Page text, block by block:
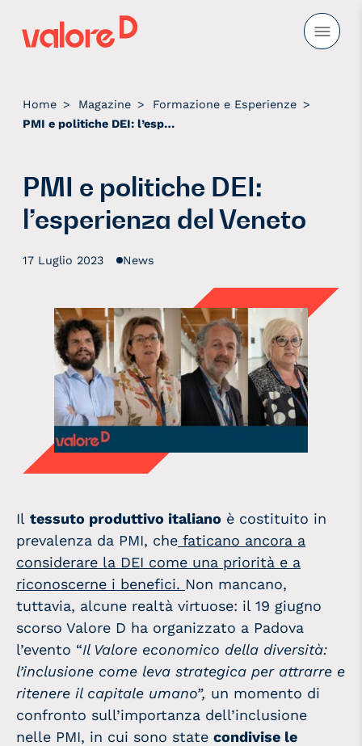
Valore D
Insieme a imprese e istituzioni, diamo valore all’inclusione
Home > Magazine > Formazione e Esperienze >
PMI e politiche DEI: l’esperienza del Veneto
PMI e politiche DEI:
l’esperienza del Veneto
17 Luglio 2023 News
Il tessuto produttivo italiano è costituito in
prevalenza da PMI, che faticano ancora a
considerare la DEI come una priorità e a
riconoscerne i benefici. Non mancano,
tuttavia, alcune realtà virtuose: il 19 giugno
scorso Valore D ha organizzato a Padova
l’evento “Il Valore economico della diversità:
l’inclusione come leva strategica per attrarre e
ritenere il capitale umano”, un momento di
confronto sull’importanza dell’inclusione
nelle PMI, in cui sono state condivise le